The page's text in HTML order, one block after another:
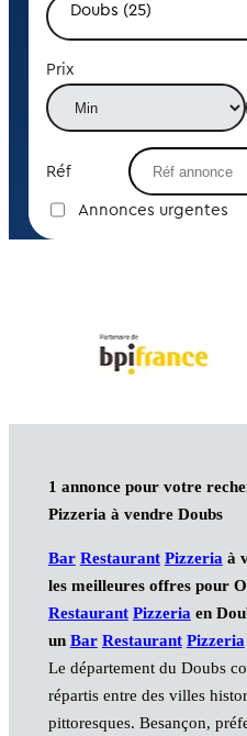
Doubs (25)
Prix
Réf
Annonces urgentes
1 annonce pour votre
Pizzeria à vendre Doubs
Bar Restaurant Pizzeriaà
les meilleures offres pour
Restaurant Pizzeriaen
un Bar Restaurant Pizzeria
Le département du Doubs
répartis entre des villes
pittoresques. Besançon,